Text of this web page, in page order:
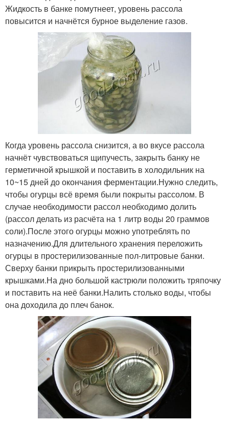
Жидкость в банке помутнеет, уровень рассола
повысится и начнётся бурное выделение газов.
Когда уровень рассола снизится, а во вкусе рассола
начнёт чувствоваться щипучесть, закрыть банку не
герметичной крышкой и поставить в холодильник на
10~15 дней до окончания ферментации.Нужно следить,
чтобы огурцы всё время были покрыты рассолом. В
случае необходимости рассол необходимо долить
(рассол делать из расчёта на 1 литр воды 20 граммов
соли).После этого огурцы можно употреблять по
назначению.Для длительного хранения переложить
огурцы в простерилизованные пол-литровые банки.
Сверху банки прикрыть простерилизованными
крышками.На дно большой кастрюли положить тряпочку
и поставить на неё банки.Налить столько воды, чтобы
она доходила до плеч банок.